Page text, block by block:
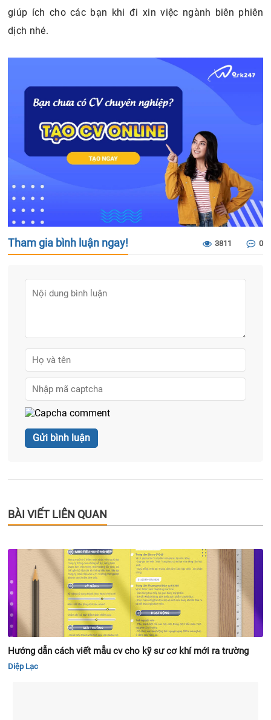
dịch nhé.
Tham gia bình luận ngay! 3811 0
Hướng dẫn cách viết mẫu cv cho kỹ sư cơ khí mới ra trường
Diệp Lạc